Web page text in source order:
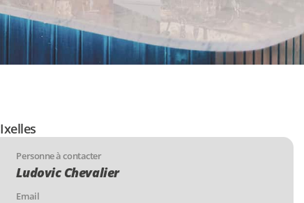
Ixelles
Personne à contacter
Ludovic Chevalier
Email